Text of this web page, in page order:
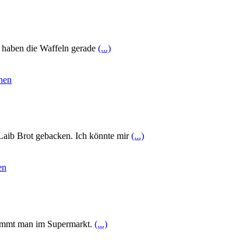
die Waffeln gerade (...)
Brot gebacken. Ich könnte mir(...)
man im Supermarkt. (...)